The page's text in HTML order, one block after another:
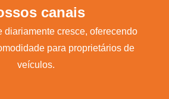
canais
diariamente cresce, oferecendo
para proprietários de
veículos.